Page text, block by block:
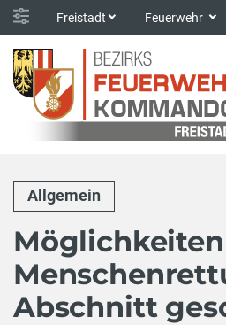
Freistadt Feuerwehr
Allgemein
Abschnitt